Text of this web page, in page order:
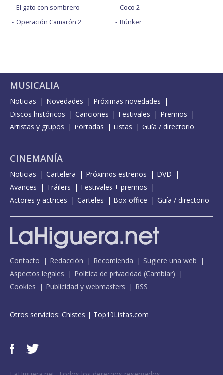
El gato con sombrero
Operación Camarón 2
Coco 2
Búnker
MUSICALIA
Noticias Novedades
Próximas novedades
Discos históricos
Canciones Festivales
Premios
Artistas y grupos
Portadas Listas Guía / directorio
CINEMANÍA
Noticias Cartelera Próximos estrenos
DVD
Avances
Tráilers
Festivales + premios
Actores y actrices
Carteles Box-office Guía / directorio
Contacto Redacción Recomienda
Sugiere una web
Aspectos legales
Política de privacidad (Cambiar)
Cookies
Publicidad y webmasters RSS
Otros servicios: Chistes | Top10Listas.com